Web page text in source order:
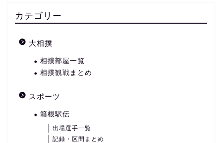
カテゴリー
大相撲
相撲部屋一覧
相撲観戦まとめ
スポーツ
箱根駅伝
出場選手一覧
記録・区間まとめ